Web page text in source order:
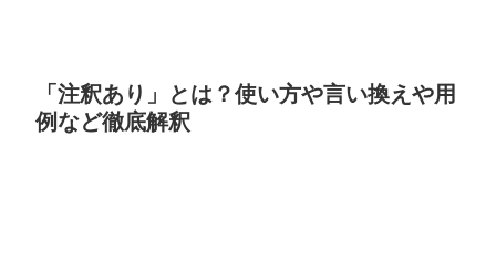
「注釈あり」とは？使い方や言い換えや用
例など徹底解釈